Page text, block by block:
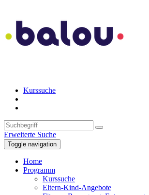
Kurssuche
Erweiterte Suche
Toggle navigation
Home
Programm
Kurssuche
Eltern-Kind-Angebote